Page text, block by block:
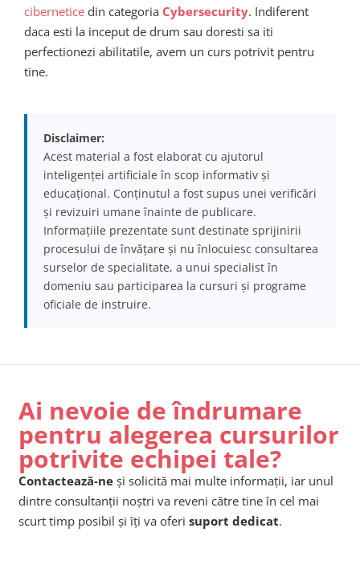
cibernetice din categoria Cybersecurity. Indiferent
daca esti la inceput de drum sau doresti sa iti
perfectionezi abilitatile, avem un curs potrivit pentru
tine.
Disclaimer:
Acest material a fost elaborat cu ajutorul
inteligenței artificiale în scop informativ și
educațional. Conținutul a fost supus unei verificări
și revizuiri umane înainte de publicare.
Informațiile prezentate sunt destinate sprijinirii
procesului de învățare și nu înlocuiesc consultarea
surselor de specialitate, a unui specialist în
domeniu sau participarea la cursuri și programe
oficiale de instruire.
Ai nevoie de îndrumare
pentru alegerea cursurilor
potrivite echipei tale?
Contactează-ne și solicită mai multe informații, iar unul
dintre consultanții noștri va reveni către tine în cel mai
scurt timp posibil și îți va oferi suport dedicat.